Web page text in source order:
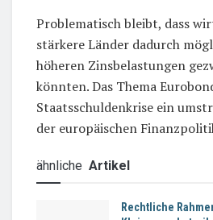
Problematisch bleibt, dass
stärkere Länder dadurch
höheren Zinsbelastungen
könnten. Das Thema
Staatsschuldenkrise ein
der europäischen
ähnliche Artikel
Rechtliche